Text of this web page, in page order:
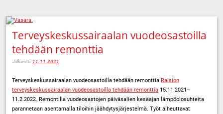
Terveyskeskussairaalan vuodeosastoilla
tehdään remonttia
Julkaistu: 11.11.2021
Terveyskeskussairaalan vuodeosastoilla tehdään remonttia Raision
terveyskeskussairaalan vuodeosastoilla tehdään remonttia 15.11.2021–
11.2.2022. Remontilla vuodeosastojen päiväsalien kesäajan lämpöolosuhteita
parannetaan asentamalla tiloihin jäähdytysjärjestelmä. Työt aiheuttavat